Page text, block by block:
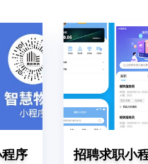
序 招聘求职小